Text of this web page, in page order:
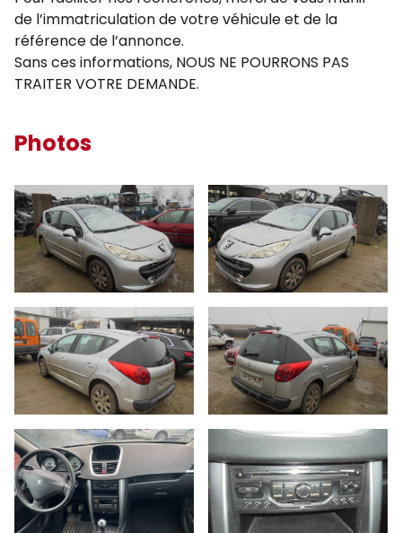
de l’immatriculation de votre véhicule et de la
référence de l’annonce.
Sans ces informations, NOUS NE POURRONS PAS
TRAITER VOTRE DEMANDE.
Photos